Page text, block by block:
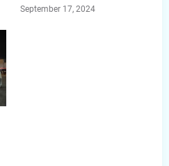
September 17, 2024